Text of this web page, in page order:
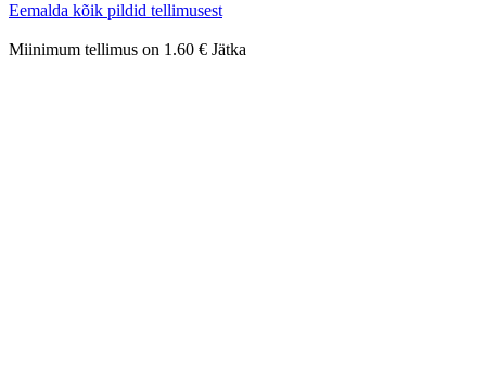
Eemalda kõik pildid tellimusest
Miinimum tellimus on 1.60 € Jätka